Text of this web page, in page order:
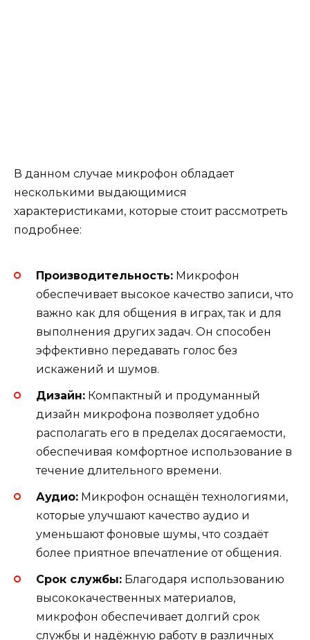
В данном случае микрофон обладает
несколькими выдающимися
характеристиками, которые стоит рассмотреть
подробнее:
Производительность: Микрофон
обеспечивает высокое качество записи, что
важно как для общения в играх, так и для
выполнения других задач. Он способен
эффективно передавать голос без
искажений и шумов.
Дизайн: Компактный и продуманный
дизайн микрофона позволяет удобно
располагать его в пределах досягаемости,
обеспечивая комфортное использование в
течение длительного времени.
Аудио: Микрофон оснащён технологиями,
которые улучшают качество аудио и
уменьшают фоновые шумы, что создаёт
более приятное впечатление от общения.
Срок службы: Благодаря использованию
высококачественных материалов,
микрофон обеспечивает долгий срок
службы и надёжную работу в различных